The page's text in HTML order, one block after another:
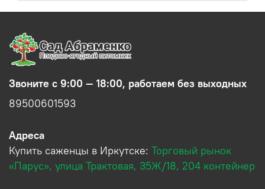
Звоните с 9:00 — 18:00, работаем без выходных
89500601593
Адреса
Купить саженцы в Иркутске: Торговый рынок
«Парус», улица Трактовая, 35Ж/18, 204 контейнер